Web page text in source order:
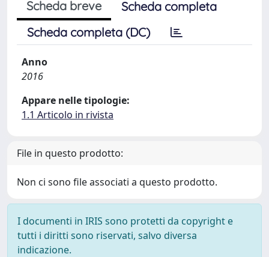
Scheda breve
Scheda completa
Scheda completa (DC)
Anno
2016
Appare nelle tipologie:
1.1 Articolo in rivista
File in questo prodotto:
Non ci sono file associati a questo prodotto.
I documenti in IRIS sono protetti da copyright e
tutti i diritti sono riservati, salvo diversa
indicazione.